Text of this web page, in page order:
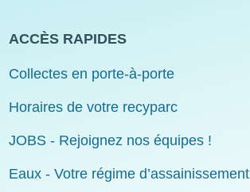
ACCÈS RAPIDES
Collectes en porte-à-porte
Horaires de votre recyparc
JOBS - Rejoignez nos équipes !
Eaux - Votre régime d’assainissement